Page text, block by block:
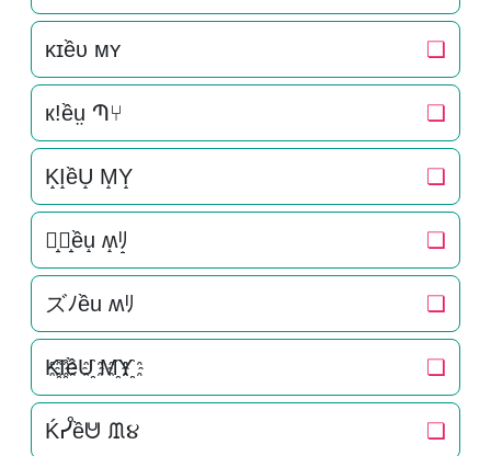
ᴋɪềᴜ ᴍʏ ❏
к!ềṳ Պ⑂ ❏
K̝I̝ềU̝ M̝Y̝ ❏
ズ̝ﾉ̝ều̝ ʍ̝ﾘ̝ ❏
ズﾉều ʍﾘ ❏
K҈I҈ềU҈ M҈Y҈ ❏
Ḱᓮềᕰ ᙢ૪ ❏